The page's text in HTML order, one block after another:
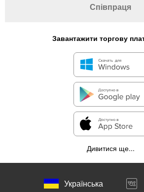
Співпраця
Завантажити торгову
Дивитися ще...
Українська